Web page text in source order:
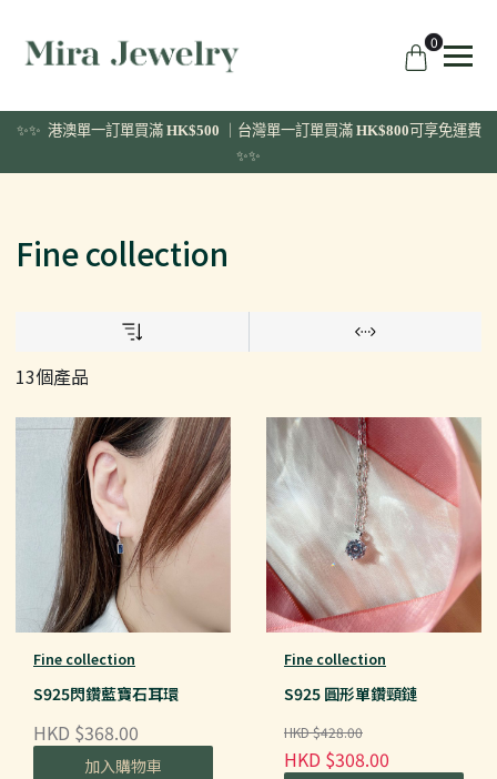
0
✨✨ 港澳單一訂單買滿 HK$500 ｜台灣單一訂單買滿 HK$800 可享免運費
✨✨
Fine collection
13個產品
Fine collection
S925閃鑽藍寶石耳環
HKD $368.00
加入購物車
Fine collection
S925 圓形單鑽頸鏈
HKD $428.00
HKD $308.00